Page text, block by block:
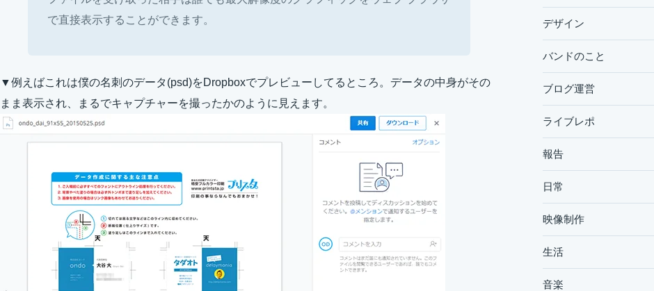
で直接表示することができます。
▼例えばこれは僕の名刺のデータ(psd)をDropboxでプレビューしてるところ。データの中身がその
まま表示され、まるでキャプチャーを撮ったかのように見えます。
デザイン
バンドのこと
ブログ運営
ライブレポ
報告
日常
映像制作
生活
音楽